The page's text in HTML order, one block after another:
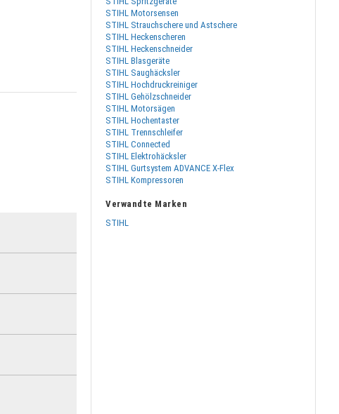
STIHL Motorsensen
STIHL Strauchschere und Astschere
STIHL Heckenscheren
STIHL Heckenschneider
STIHL Blasgeräte
STIHL Saughäcksler
STIHL Hochdruckreiniger
STIHL Gehölzschneider
STIHL Motorsägen
STIHL Hochentaster
STIHL Trennschleifer
STIHL Connected
STIHL Elektrohäcksler
STIHL Gurtsystem ADVANCE X-Flex
STIHL Kompressoren
Verwandte Marken
STIHL